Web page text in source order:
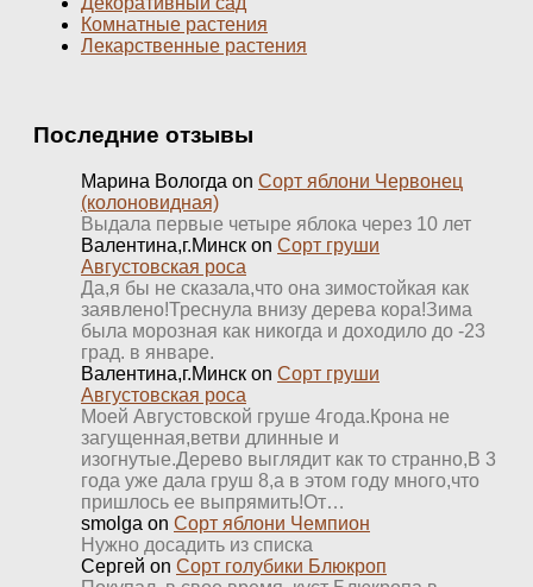
Комнатные растения
Лекарственные растения
Последние отзывы
Марина Вологда on Сорт яблони Червонец
(колоновидная)
Выдала первые четыре яблока через 10 лет
Валентина,г.Минск on Сорт груши
Августовская роса
Да,я бы не сказала,что она зимостойкая как
заявлено!Треснула внизу дерева кора!Зима
была морозная как никогда и доходило до -23
град. в январе.
Валентина,г.Минск on Сорт груши
Августовская роса
Моей Августовской груше 4года.Крона не
загущенная,ветви длинные и
изогнутые.Дерево выглядит как то странно,В 3
года уже дала груш 8,а в этом году много,что
пришлось ее выпрямить!От…
smolga on Сорт яблони Чемпион
Нужно досадить из списка
Сергей on Сорт голубики Блюкроп